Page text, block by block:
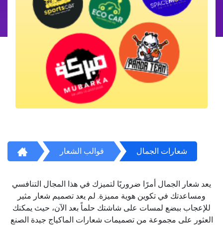
قوالب الشعار شعارات الجمال
يعد شعار الجمال أمرًا ضروريًا لتميزك في هذا المجال التنافسي
ومساعدتك في تكوين هوية مميزة. لم يعد تصميم شعار مثير
للإعجاب ببضع لمسات على شاشتك حلماً بعد الآن، حيث يمكنك
العثور على مجموعة من تصميمات شعارات الماكياج جيدة الصنع